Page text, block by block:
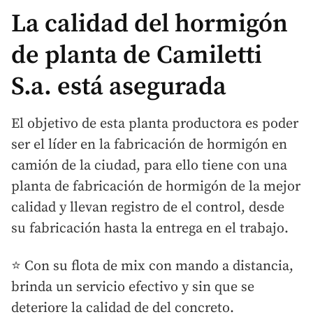
La calidad del hormigón
de planta de Camiletti
S.a. está asegurada
El objetivo de esta planta productora es poder
ser el líder en la fabricación de hormigón en
camión de la ciudad, para ello tiene con una
planta de fabricación de hormigón de la mejor
calidad y llevan registro de el control, desde
su fabricación hasta la entrega en el trabajo.
⭐ Con su flota de mix con mando a distancia,
brinda un servicio efectivo y sin que se
deteriore la calidad de del concreto.